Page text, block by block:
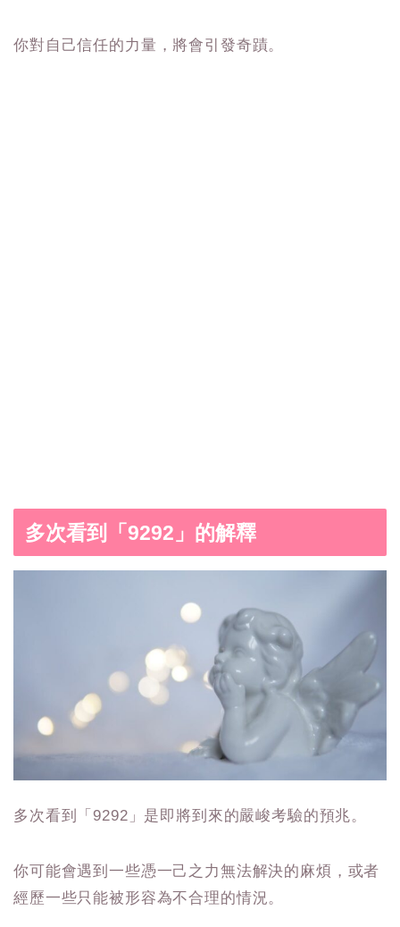
你對自己信任的力量，將會引發奇蹟。
多次看到「9292」的解釋
多次看到「9292」是即將到來的嚴峻考驗的預兆。
你可能會遇到一些憑一己之力無法解決的麻煩，或者
經歷一些只能被形容為不合理的情況。